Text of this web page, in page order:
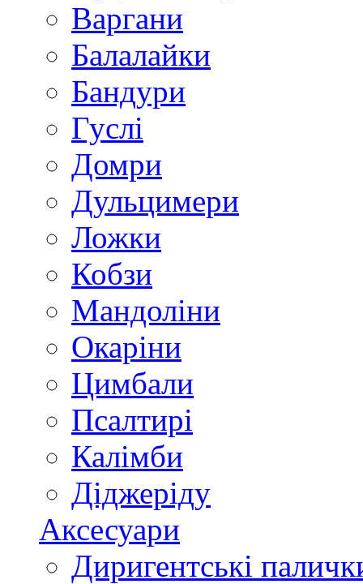
Варгани
Балалайки
Бандури
Гуслі
Домри
Дульцимери
Ложки
Кобзи
Мандоліни
Окаріни
Цимбали
Псалтирі
Калімби
Діджеріду
Аксесуари
Диригентські